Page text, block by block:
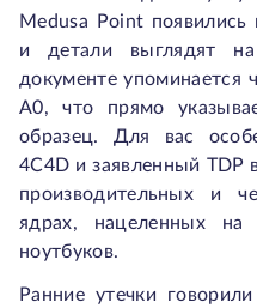
Medusa Point
и детали выглядят
документе упоминается
A0, что прямо
образец. Для вас
4C4D и заявленный TDP
производительных и
ядрах, нацеленных на
ноутбуков.
Ранние утечки